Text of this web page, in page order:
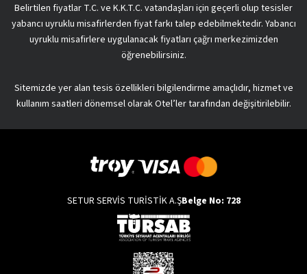
Belirtilen fiyatlar T.C. ve K.K.T.C. vatandaşları için geçerli olup tesisler
yabancı uyruklu misafirlerden fiyat farkı talep edebilmektedir. Yabancı
uyruklu misafirlere uygulanacak fiyatları çağrı merkezimizden
öğrenebilirsiniz.
Sitemizde yer alan tesis özellikleri bilgilendirme amaçlıdır, hizmet ve
kullanım saatleri dönemsel olarak Otel’ler tarafından değişitirilebilir.
SETUR SERVİS TURİSTİK A.ŞBelge No: 728